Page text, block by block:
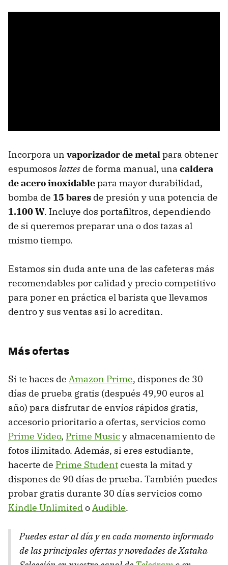
Incorpora un vaporizador de metal para obtener
espumosos lattes de forma manual, una caldera
de acero inoxidablepara mayor durabilidad,
bomba de 15 bares de presión y una potencia de
1.100 W. Incluye dos portafiltros, dependiendo
de si queremos preparar una o dos tazas al
mismo tiempo.
Estamos sin duda ante una de las cafeteras más
recomendables por calidad y precio competitivo
para poner en práctica el barista que llevamos
dentro y sus ventas así lo acreditan.
Más ofertas
Si te haces de Amazon Prime, dispones de 30
días de prueba gratis (después 49,90 euros al
año) para disfrutar de envíos rápidos gratis,
accesorio prioritario a ofertas, servicios como
Prime Video, Prime Musicy almacenamiento de
fotos ilimitado. Además, si eres estudiante,
hacerte de Prime Studentcuesta la mitad y
dispones de 90 días de prueba. También puedes
probar gratis durante 30 días servicios como
Kindle Unlimited o Audible.
Puedes estar al día y en cada momento informado
de las principales ofertas y novedades de Xataka